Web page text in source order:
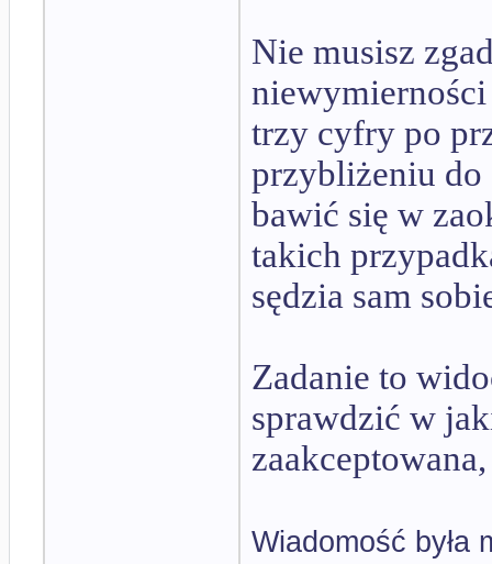
Nie musisz
trzy cyfry po
przybliżeniu do
bawić się w
takich
sędzia sam
Zadanie to
sprawdzić w
Wiadomość była